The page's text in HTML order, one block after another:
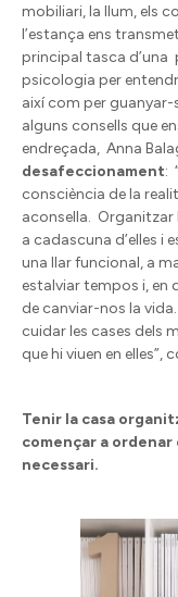
mobiliari, la llum, els
l’estança ens
principal tasca d’una
psicologia per
així com per
alguns consells que
endreçada, Anna
desafeccionament:
consciència de la
aconsella. Organitzar
a cadascuna d’elles i
una llar funcional, a
estalviar tempos i, en
de canviar-nos la
cuidar les cases dels
que hi viuen en elles”,
Tenir la casa
començar a ordenar
necessari.